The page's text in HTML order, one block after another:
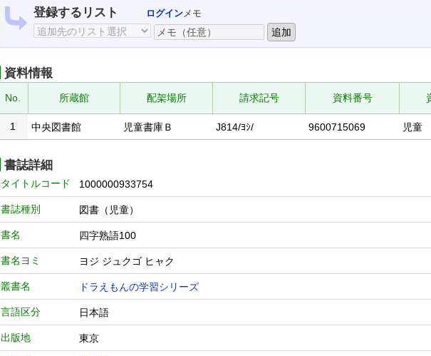
登録するリスト ログインメモ
資料情報
No. 所蔵館 配架場所 請求記号 資料番号
1
中央図書館 児童書庫Ｂ J814/ﾖｼ/ 9600715069 児童
書誌詳細
タイトルコード 1000000933754
書誌種別 図書（児童）
書名 四字熟語100
書名ヨミ ヨジ ジュクゴ ヒャク
叢書名 ドラえもんの学習シリーズ
言語区分 日本語
出版地 東京